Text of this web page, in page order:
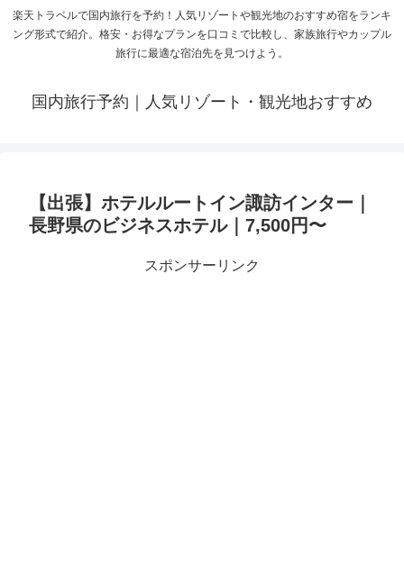
楽天トラベルで国内旅行を予約！人気リゾートや観光地のおすすめ宿をランキ
ング形式で紹介。格安・お得なプランを口コミで比較し、家族旅行やカップル
旅行に最適な宿泊先を見つけよう。
国内旅行予約｜人気リゾート・観光地おすすめ
【出張】ホテルルートイン諏訪インター｜
長野県のビジネスホテル｜7,500円〜
スポンサーリンク